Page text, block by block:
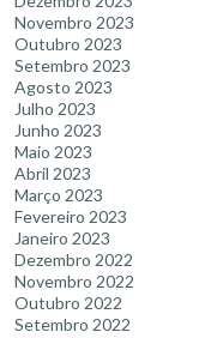
Novembro 2023
Outubro 2023
Setembro 2023
Agosto 2023
Julho 2023
Junho 2023
Maio 2023
Abril 2023
Março 2023
Fevereiro 2023
Janeiro 2023
Dezembro 2022
Novembro 2022
Outubro 2022
Setembro 2022